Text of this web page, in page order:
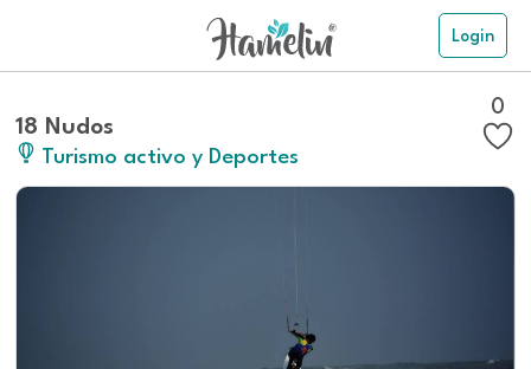
Login
18 Nudos
Turismo activo y Deportes
0